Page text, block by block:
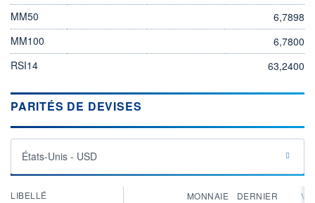
MM50
6,7898
MM100
6,7800
RSI14
63,2400
PARITÉS DE DEVISES
États-Unis - USD
LIBELLÉ MONNAIE DERNIER